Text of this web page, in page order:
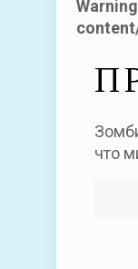
Warning
что